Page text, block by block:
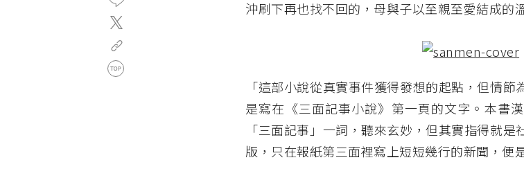
沖刷下再也找不回的，母與子以至親至愛結成的
「這部小說從真實事件獲得發想的起點，但情
是寫在《三面記事小說》第一頁的文字。本書
「三面記事」一詞，聽來玄妙，但其實指得就
版，只在報紙第三面裡寫上短短幾行的新聞，便